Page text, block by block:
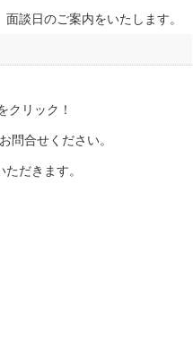
談日のご案内をいたします。
クリック！
問合せください。
ただきます。